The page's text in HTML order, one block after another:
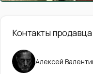
Контакты продавца
Алексей